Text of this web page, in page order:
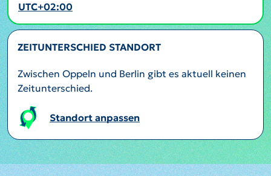
UTC+02:00
ZEITUNTERSCHIED STANDORT
Zwischen Oppeln und Berlin gibt es aktuell keinen
Zeitunterschied.
Standort anpassen